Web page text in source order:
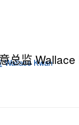
总监 Wallace